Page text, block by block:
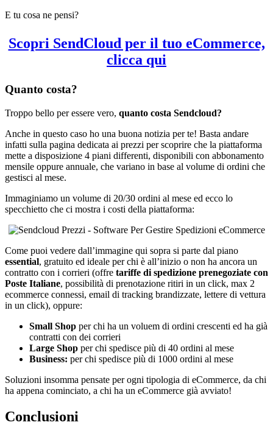
E tu cosa ne pensi?
Scopri SendCloud per il tuo eCommerce,
clicca qui
Quanto costa?
Troppo bello per essere vero, quanto costa Sendcloud?
Anche in questo caso ho una buona notizia per te! Basta andare
infatti sulla pagina dedicata ai prezzi per scoprire che la piattaforma
mette a disposizione 4 piani differenti, disponibili con abbonamento
mensile oppure annuale, che variano in base al volume di ordini che
gestisci al mese.
Immaginiamo un volume di 20/30 ordini al mese ed ecco lo
specchietto che ci mostra i costi della piattaforma:
Come puoi vedere dall’immagine qui sopra si parte dal piano
essential, gratuito ed ideale per chi è all’inizio o non ha ancora un
contratto con i corrieri (offre tariffe di spedizione prenegoziate con
Poste Italiane, possibilità di prenotazione ritiri in un click, max 2
ecommerce connessi, email di tracking brandizzate, lettere di vettura
in un click), oppure:
Small Shop per chi ha un voluem di ordini crescenti ed ha già
contratti con dei corrieri
Large Shop per chi spedisce più di 40 ordini al mese
Business: per chi spedisce più di 1000 ordini al mese
Soluzioni insomma pensate per ogni tipologia di eCommerce, da chi
ha appena cominciato, a chi ha un eCommerce già avviato!
Conclusioni